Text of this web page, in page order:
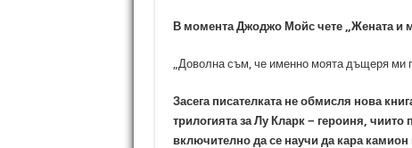
В момента Джоджо Мойс чете „Жената и
„Доволна съм, че именно моята дъщеря ми
Засега писателката не обмисля нова
трилогията за Лу Кларк − героиня,
включително да се научи да кара камион